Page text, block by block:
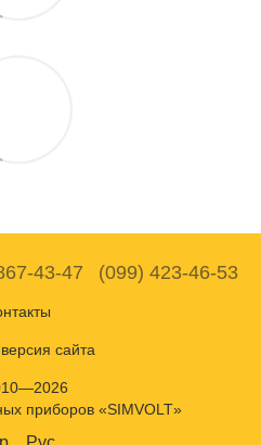
43-47 (099) 423-46-53
сайта
приборов «SIMVOLT»